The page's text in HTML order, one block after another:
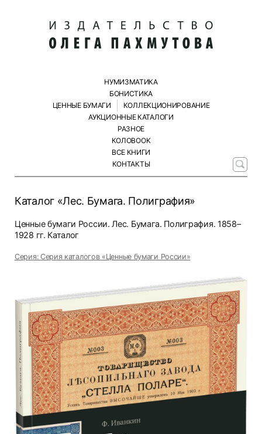
НУМИЗМАТИКА
БОНИСТИКА
ЦЕННЫЕ БУМАГИ
КОЛЛЕКЦИОНИРОВАНИЕ
АУКЦИОННЫЕ КАТАЛОГИ
РАЗНОЕ
КОЛОBOOK
ВСЕ КНИГИ
КОНТАКТЫ
Каталог «Лес. Бумага. Полиграфия»
Ценные бумаги России. Лес. Бумага. Полиграфия. 1858–
1928 гг. Каталог
Серия: Серия каталогов «Ценные бумаги России»